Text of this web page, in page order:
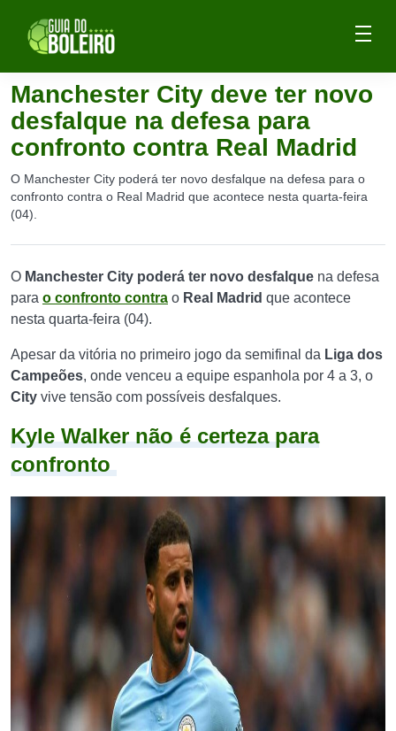
Manchester City deve ter novo
desfalque na defesa para
confronto contra Real Madrid
O Manchester City poderá ter novo desfalque na defesa para o
confronto contra o Real Madrid que acontece nesta quarta-feira
(04).
O Manchester City poderá ter novo desfalque na defesa
para o confronto contra o Real Madrid que acontece
nesta quarta-feira (04).
Apesar da vitória no primeiro jogo da semifinal da Liga dos
Campeões, onde venceu a equipe espanhola por 4 a 3, o
City vive tensão com possíveis desfalques.
Kyle Walker não é certeza para
confronto